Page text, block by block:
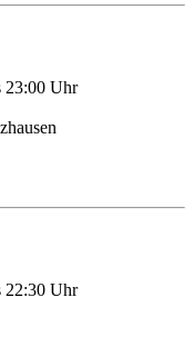
23:00 Uhr
22:30 Uhr